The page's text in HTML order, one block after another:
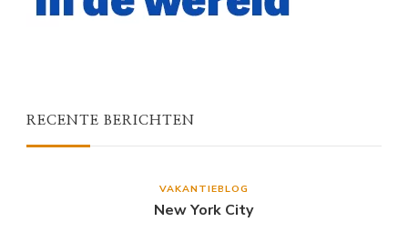
RECENTE BERICHTEN
VAKANTIEBLOG
New York City